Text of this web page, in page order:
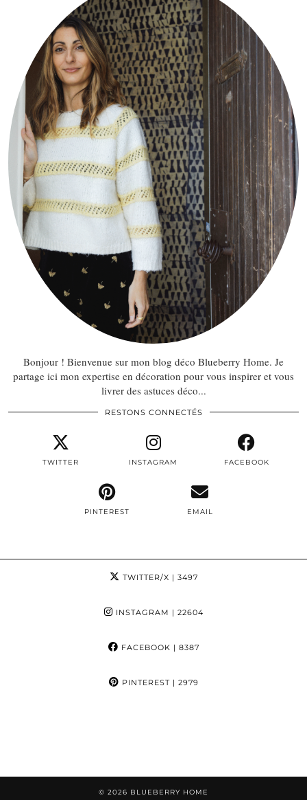
Bonjour ! Bienvenue sur mon blog déco Blueberry Home. Je
partage ici mon expertise en décoration pour vous inspirer et vous
livrer des astuces déco...
RESTONS CONNECTÉS
TWITTER INSTAGRAM FACEBOOK
PINTEREST EMAIL
TWITTER/X | 3497
INSTAGRAM | 22604
FACEBOOK | 8387
PINTEREST| 2979
© 2026 BLUEBERRY HOME